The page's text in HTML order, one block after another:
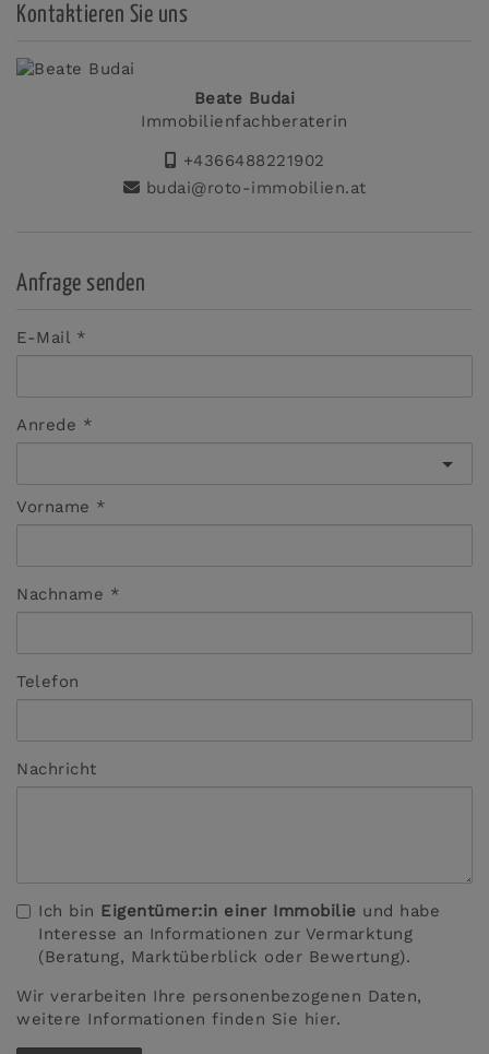
Kontaktieren Sie uns
Beate Budai
Immobilienfachberaterin
+4366488221902
budai@roto-immobilien.at
Anfrage senden
E-Mail
Anrede
Vorname
Nachname
Telefon
Nachricht
Ich bin Eigentümer:in einer Immobilie und habe
Interesse an Informationen zur Vermarktung
(Beratung, Marktüberblick oder Bewertung).
Wir verarbeiten Ihre personenbezogenen Daten,
weitere Informationen finden Sie hier.